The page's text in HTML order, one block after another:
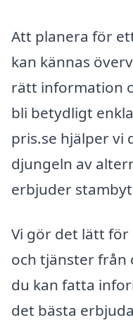
Att planera för
kan kännas
rätt information
bli betydligt
pris.se hjälper vi
djungeln av
erbjuder
Vi gör det lätt
och tjänster från
du kan fatta
det bästa